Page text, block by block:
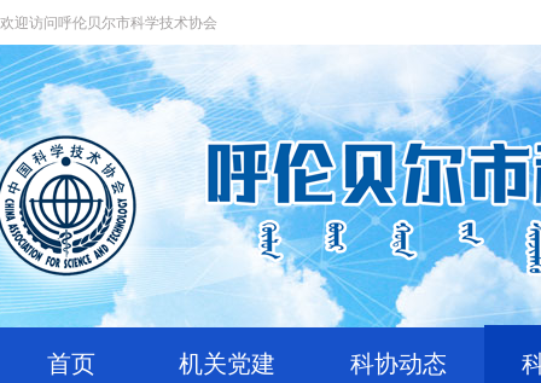
欢迎访问呼伦贝尔市科学技术协会
首页 机关党建 科协动态